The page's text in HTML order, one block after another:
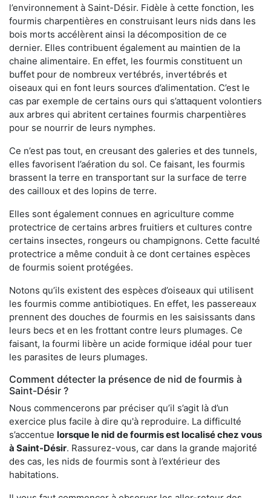
l’environnement à Saint-Désir. Fidèle à cette fonction, les
fourmis charpentières en construisant leurs nids dans les
bois morts accélèrent ainsi la décomposition de ce
dernier. Elles contribuent également au maintien de la
chaine alimentaire. En effet, les fourmis constituent un
buffet pour de nombreux vertébrés, invertébrés et
oiseaux qui en font leurs sources d’alimentation. C’est le
cas par exemple de certains ours qui s’attaquent volontiers
aux arbres qui abritent certaines fourmis charpentières
pour se nourrir de leurs nymphes.
Ce n’est pas tout, en creusant des galeries et des tunnels,
elles favorisent l’aération du sol. Ce faisant, les fourmis
brassent la terre en transportant sur la surface de terre
des cailloux et des lopins de terre.
Elles sont également connues en agriculture comme
protectrice de certains arbres fruitiers et cultures contre
certains insectes, rongeurs ou champignons. Cette faculté
protectrice a même conduit à ce dont certaines espèces
de fourmis soient protégées.
Notons qu’ils existent des espèces d’oiseaux qui utilisent
les fourmis comme antibiotiques. En effet, les passereaux
prennent des douches de fourmis en les saisissants dans
leurs becs et en les frottant contre leurs plumages. Ce
faisant, la fourmi libère un acide formique idéal pour tuer
les parasites de leurs plumages.
Comment détecter la présence de nid de fourmis à
Saint-Désir ?
Nous commencerons par préciser qu’il s’agit là d’un
exercice plus facile à dire qu'à reproduire. La difficulté
s’accentue lorsque le nid de fourmis est localisé chez vous
à Saint-Désir. Rassurez-vous, car dans la grande majorité
des cas, les nids de fourmis sont à l’extérieur des
habitations.